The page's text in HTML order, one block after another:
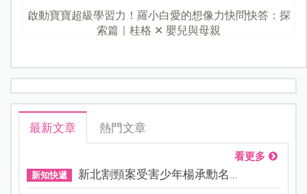
啟動寶寶超級學習力！羅小白愛的想像力快問快答：探
索篇｜桂格 ✕ 嬰兒與母親
最新文章 熱門文章
看更多
新知快遞 新北割頸案受害少年楊承勳名...